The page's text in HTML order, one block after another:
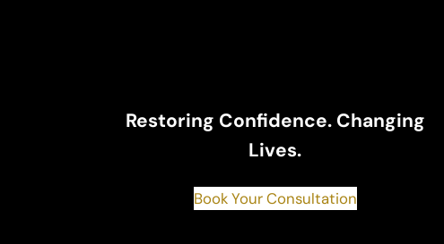
Restoring Confidence. Changing
Lives.
Book Your Consultation